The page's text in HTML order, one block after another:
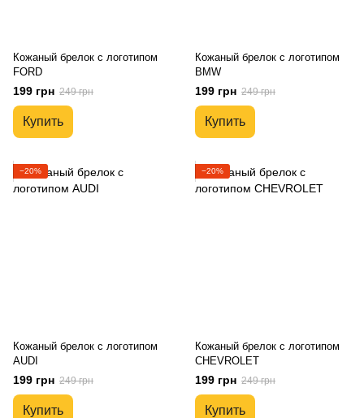
Кожаный брелок с логотипом
FORD
199 грн 249 грн
Купить
Кожаный брелок с логотипом
BMW
199 грн 249 грн
Купить
−20%
Кожаный брелок с логотипом
AUDI
199 грн 249 грн
Купить
−20%
Кожаный брелок с логотипом
CHEVROLET
199 грн 249 грн
Купить